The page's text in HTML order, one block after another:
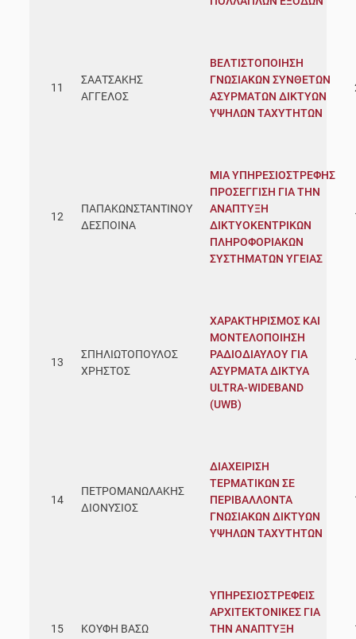
11
ΣΑΑΤΣΑΚΗΣ
ΑΓΓΕΛΟΣ
ΒΕΛΤΙΣΤΟΠΟΙΗΣΗ
ΓΝΩΣΙΑΚΩΝ ΣΥΝΘΕΤΩΝ
ΑΣΥΡΜΑΤΩΝ ΔΙΚΤΥΩΝ
ΥΨΗΛΩΝ ΤΑΧΥΤΗΤΩΝ
12
ΠΑΠΑΚΩΝΣΤΑΝΤΙΝΟΥ
ΔΕΣΠΟΙΝΑ
ΜΙΑ ΥΠΗΡΕΣΙΟΣΤΡΕΦΗΣ
ΠΡΟΣΕΓΓΙΣΗ ΓΙΑ ΤΗΝ
ΑΝΑΠΤΥΞΗ
ΔΙΚΤΥΟΚΕΝΤΡΙΚΩΝ
ΠΛΗΡΟΦΟΡΙΑΚΩΝ
ΣΥΣΤΗΜΑΤΩΝ ΥΓΕΙΑΣ
13
ΣΠΗΛΙΩΤΟΠΟΥΛΟΣ
ΧΡΗΣΤΟΣ
ΧΑΡΑΚΤΗΡΙΣΜΟΣ ΚΑΙ
ΜΟΝΤΕΛΟΠΟΙΗΣΗ
ΡΑΔΙΟΔΙΑΥΛΟΥ ΓΙΑ
ΑΣΥΡΜΑΤΑ ΔΙΚΤΥΑ
ULTRA-WIDEBAND
(UWB)
14
ΠΕΤΡΟΜΑΝΩΛΑΚΗΣ
ΔΙΟΝΥΣΙΟΣ
ΔΙΑΧΕΙΡΙΣΗ
ΤΕΡΜΑΤΙΚΩΝ ΣΕ
ΠΕΡΙΒΑΛΛΟΝΤΑ
ΓΝΩΣΙΑΚΩΝ ΔΙΚΤΥΩΝ
ΥΨΗΛΩΝ ΤΑΧΥΤΗΤΩΝ
15 ΚΟΥΦΗ ΒΑΣΩ
ΥΠΗΡΕΣΙΟΣΤΡΕΦΕΙΣ
ΑΡΧΙΤΕΚΤΟΝΙΚΕΣ ΓΙΑ
ΤΗΝ ΑΝΑΠΤΥΞΗ